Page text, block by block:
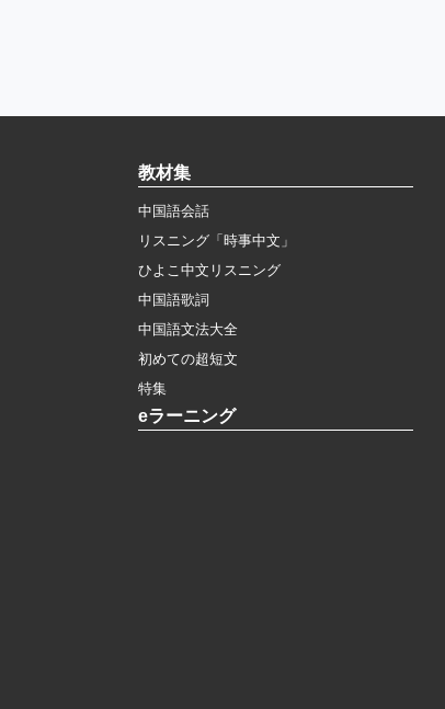
教材集
中国語会話
リスニング「時事中文」
ひよこ中文リスニング
中国語歌詞
中国語文法大全
初めての超短文
特集
eラーニング